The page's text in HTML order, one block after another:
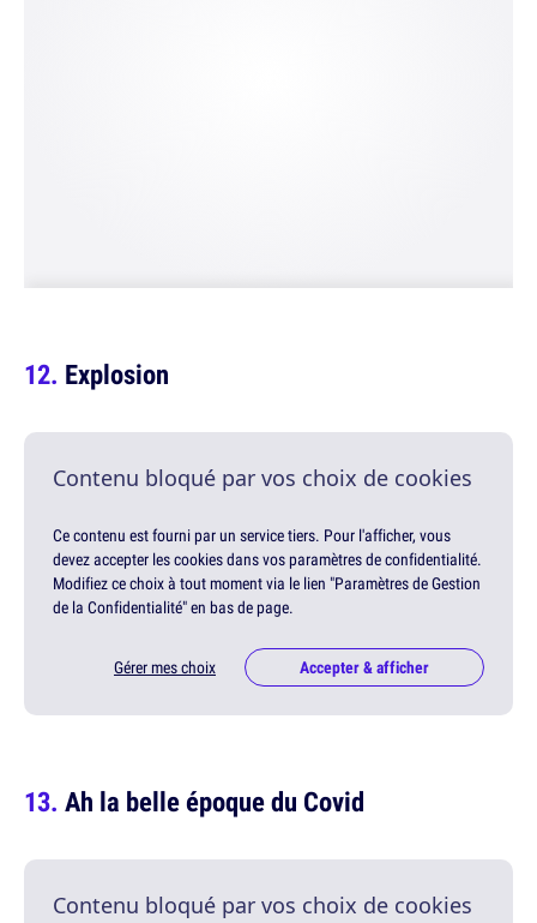
Explosion
Contenu bloqué par vos choix de cookies
Ce contenu est fourni par un service tiers. Pour l'afficher, vous
devez accepter les cookies dans vos paramètres de confidentialité.
Modifiez ce choix à tout moment via le lien "Paramètres de Gestion
de la Confidentialité" en bas de page.
Gérer mes choix Accepter & afficher
Ah la belle époque du Covid
Contenu bloqué par vos choix de cookies